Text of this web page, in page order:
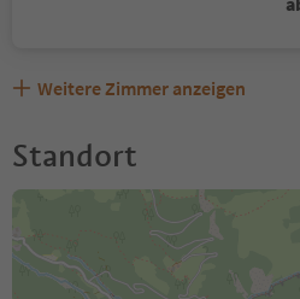
Weitere Zimmer anzeigen
Standort